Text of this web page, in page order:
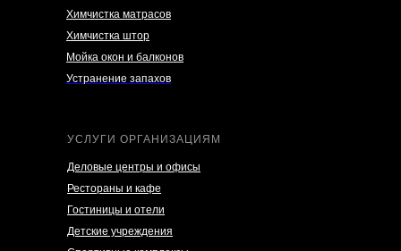
Химчистка матрасов
Химчистка штор
Мойка окон и балконов
Устранение запахов
УСЛУГИ ОРГАНИЗАЦИЯМ
Деловые центры и офисы
Рестораны и кафе
Гостиницы и отели
Детские учреждения